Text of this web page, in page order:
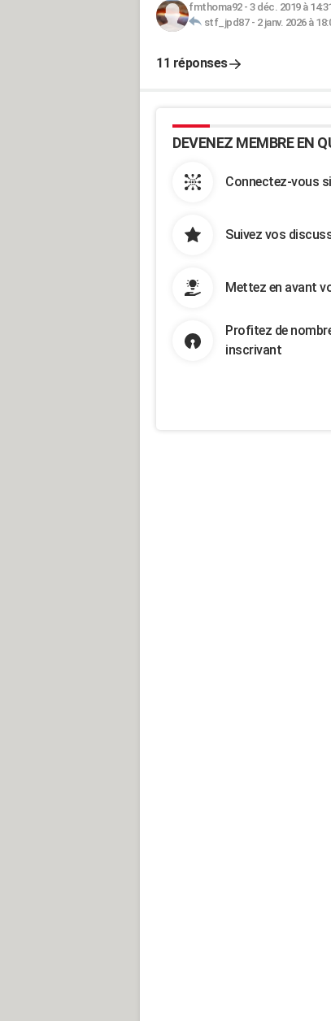
fmthoma92- 3 déc. 2019 à
stf_jpd87- 2 janv. 2026 à
11 réponses
DEVENEZ MEMBRE EN
Connectez-vous
Suivez vos
Mettez en avant
Profitez de
inscrivant